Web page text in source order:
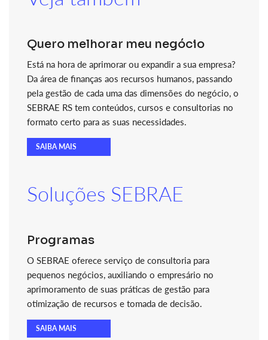
Quero melhorar meu negócio
Está na hora de aprimorar ou expandir a sua empresa?
Da área de finanças aos recursos humanos, passando
pela gestão de cada uma das dimensões do negócio, o
SEBRAE RS tem conteúdos, cursos e consultorias no
formato certo para as suas necessidades.
SAIBA MAIS
Soluções SEBRAE
Programas
O SEBRAE oferece serviço de consultoria para
pequenos negócios, auxiliando o empresário no
aprimoramento de suas práticas de gestão para
otimização de recursos e tomada de decisão.
SAIBA MAIS